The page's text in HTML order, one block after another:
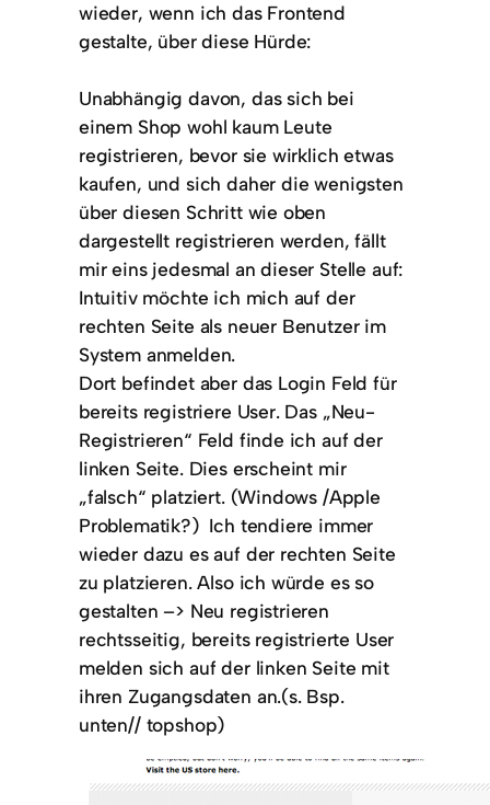
wieder, wenn ich das Frontend
gestalte, über diese Hürde:
Unabhängig davon, das sich bei
einem Shop wohl kaum Leute
registrieren, bevor sie wirklich etwas
kaufen, und sich daher die wenigsten
über diesen Schritt wie oben
dargestellt registrieren werden, fällt
mir eins jedesmal an dieser Stelle auf:
Intuitiv möchte ich mich auf der
rechten Seite als neuer Benutzer im
System anmelden.
Dort befindet aber das Login Feld für
bereits registriere User. Das „Neu-
Registrieren“ Feld finde ich auf der
linken Seite. Dies erscheint mir
„falsch“ platziert. (Windows /Apple
Problematik?) Ich tendiere immer
wieder dazu es auf der rechten Seite
zu platzieren. Also ich würde es so
gestalten –> Neu registrieren
rechtsseitig, bereits registrierte User
melden sich auf der linken Seite mit
ihren Zugangsdaten an.(s. Bsp.
unten// topshop)